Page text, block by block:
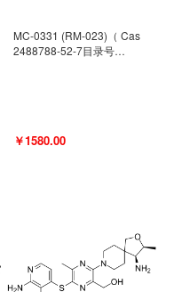
MC-0331 (RM-023)（ Cas
2488788-52-7目录号
￥1580.00